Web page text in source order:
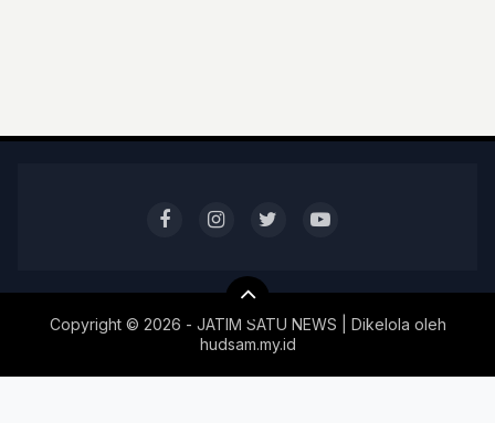
Copyright © 2026 - JATIM SATU NEWS | Dikelola oleh
hudsam.my.id